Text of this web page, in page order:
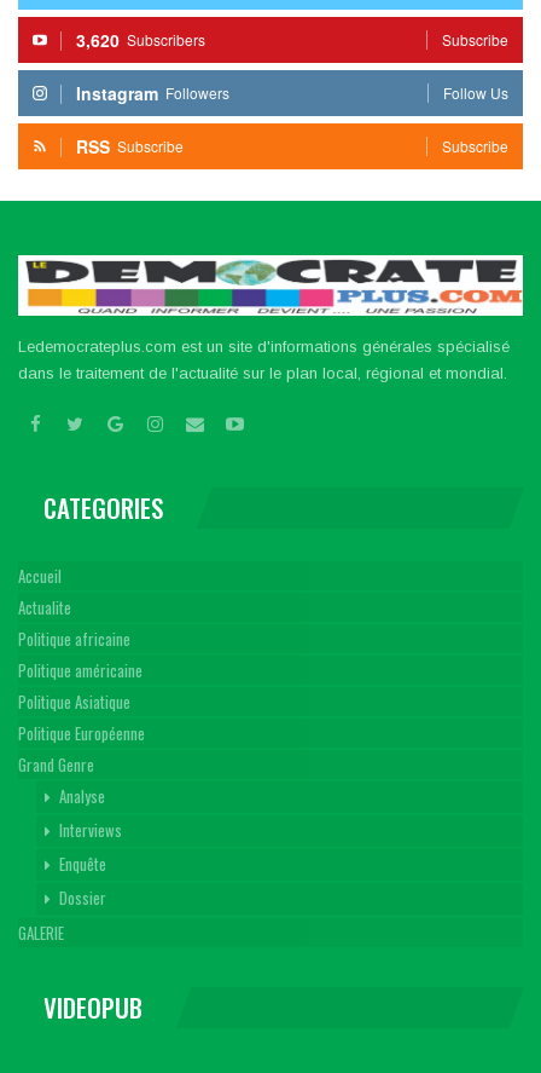
3,620 Subscribers Subscribe
Instagram Followers Follow Us
RSS Subscribe Subscribe
Ledemocrateplus.com est un site d'informations générales spécialisé
dans le traitement de l'actualité sur le plan local, régional et mondial.
CATEGORIES
Accueil
Actualite
Politique africaine
Politique américaine
Politique Asiatique
Politique Européenne
Grand Genre
Analyse
Interviews
Enquête
Dossier
GALERIE
VIDEOPUB